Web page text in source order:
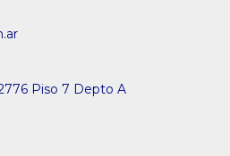
Piso 7 Depto A